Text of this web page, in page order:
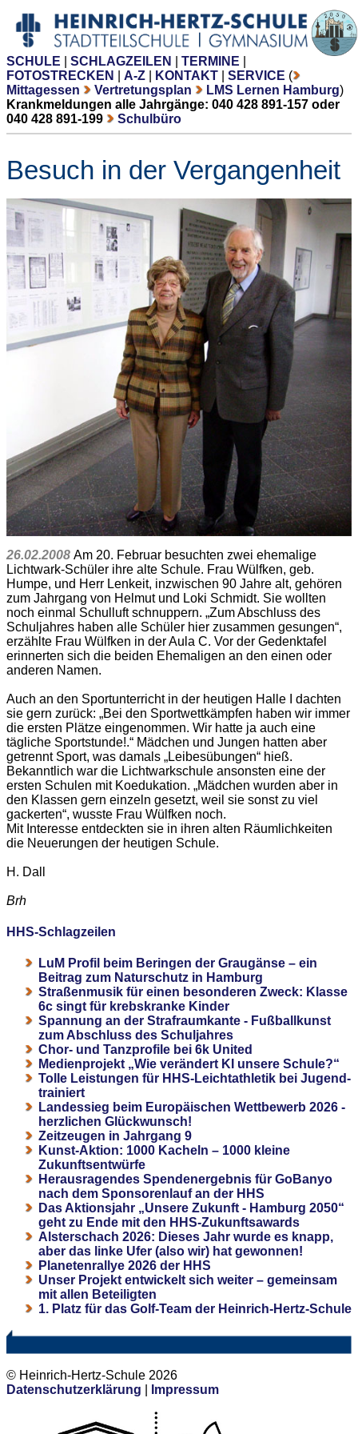
SCHULE SCHLAGZEILEN TERMINE
FOTOSTRECKEN
A-Z KONTAKT SERVICE (
Mittagessen
Vertretungsplan LMS Lernen Hamburg)
Krankmeldungen alle Jahrgänge: 040 428 891-157 oder
040 428 891-199
Schulbüro
Besuch in der Vergangenheit
26.02.2008 Am 20. Februar besuchten zwei ehemalige
Lichtwark-Schüler ihre alte Schule. Frau Wülfken, geb.
Humpe, und Herr Lenkeit, inzwischen 90 Jahre alt, gehören
zum Jahrgang von Helmut und Loki Schmidt. Sie wollten
noch einmal Schulluft schnuppern. „Zum Abschluss des
Schuljahres haben alle Schüler hier zusammen gesungen“,
erzählte Frau Wülfken in der Aula C. Vor der Gedenktafel
erinnerten sich die beiden Ehemaligen an den einen oder
anderen Namen.
Auch an den Sportunterricht in der heutigen Halle I dachten
sie gern zurück: „Bei den Sportwettkämpfen haben wir immer
die ersten Plätze eingenommen. Wir hatte ja auch eine
tägliche Sportstunde!.“ Mädchen und Jungen hatten aber
getrennt Sport, was damals „Leibesübungen“ hieß.
Bekanntlich war die Lichtwarkschule ansonsten eine der
ersten Schulen mit Koedukation. „Mädchen wurden aber in
den Klassen gern einzeln gesetzt, weil sie sonst zu viel
gackerten“, wusste Frau Wülfken noch.
Mit Interesse entdeckten sie in ihren alten Räumlichkeiten
die Neuerungen der heutigen Schule.
H. Dall
Brh
HHS-Schlagzeilen
LuM Profil beim Beringen der Graugänse – ein
Beitrag zum Naturschutz in Hamburg
Straßenmusik für einen besonderen Zweck: Klasse
6c singt für krebskranke Kinder
Spannung an der Strafraumkante - Fußballkunst
zum Abschluss des Schuljahres
Chor- und Tanzprofile bei 6k United
Medienprojekt „Wie verändert KI unsere Schule?“
Tolle Leistungen für HHS-Leichtathletik bei Jugend-
trainiert
Landessieg beim Europäischen Wettbewerb 2026 -
herzlichen Glückwunsch!
Zeitzeugen in Jahrgang 9
Kunst-Aktion: 1000 Kacheln – 1000 kleine
Zukunftsentwürfe
Herausragendes Spendenergebnis für GoBanyo
nach dem Sponsorenlauf an der HHS
Das Aktionsjahr „Unsere Zukunft - Hamburg 2050“
geht zu Ende mit den HHS-Zukunftsawards
Alsterschach 2026: Dieses Jahr wurde es knapp,
aber das linke Ufer (also wir) hat gewonnen!
Planetenrallye 2026 der HHS
Unser Projekt entwickelt sich weiter – gemeinsam
mit allen Beteiligten
1. Platz für das Golf-Team der Heinrich-Hertz-Schule
© Heinrich-Hertz-Schule 2026
Datenschutzerklärung
Impressum